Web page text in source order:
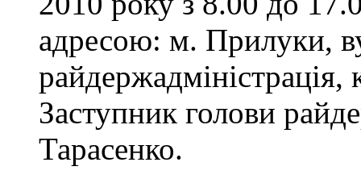
адресою: м. Прилуки,
Заступник голови
Тарасенко.